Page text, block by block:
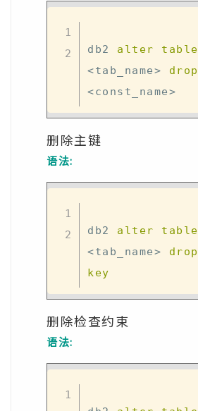
db2 alter
table
<tab_name> drop
<const_name>
删除主键
语法:
db2 alter
table
<tab_name> drop
key
删除检查约束
语法: